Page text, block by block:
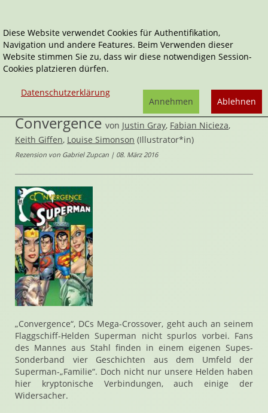
Home
Comics
Superman Sonderband: Convergence
Convergence,Superman
Superman Sonderband:
Convergence von Justin Gray, Fabian Nicieza,
Keith Giffen, Louise Simonson (Illustrator*in)
Rezension von Gabriel Zupcan | 08. März 2016
„Convergence“, DCs Mega-Crossover, geht auch an seinem
Flaggschiff-Helden Superman nicht spurlos vorbei. Fans
des Mannes aus Stahl finden in einem eigenen Supes-
Sonderband vier Geschichten aus dem Umfeld der
Superman-„Familie“. Doch nicht nur unsere Helden haben
hier kryptonische Verbindungen, auch einige der
Widersacher.
Diese Website verwendet Cookies für Authentifikation,
Navigation und andere Features. Beim Verwenden dieser
Website stimmen Sie zu, dass wir diese notwendigen Session-
Cookies platzieren dürfen.
Datenschutzerklärung
Ablehnen
Annehmen